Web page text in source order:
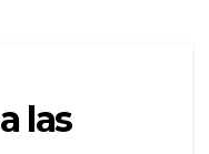
las